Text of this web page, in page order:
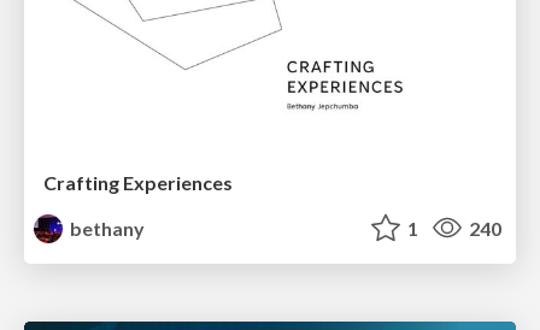
Crafting Experiences
bethany
1 240